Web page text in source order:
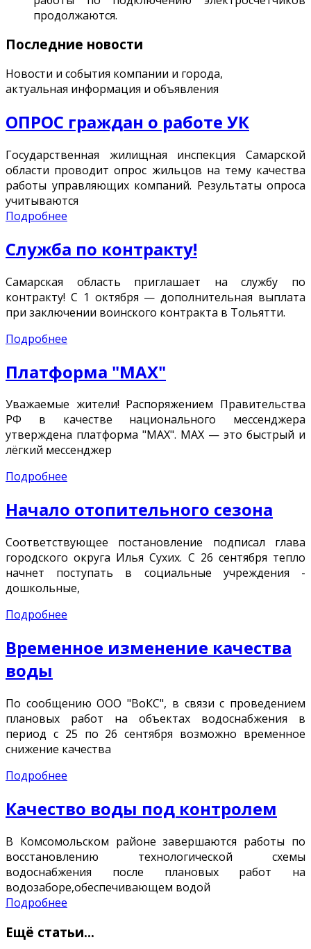
продолжаются.
Последние новости
Новости и события компании и города,
актуальная информация и объявления
ОПРОС граждан о работе УК
Государственная жилищная инспекция Самарской
области проводит опрос жильцов на тему качества
работы управляющих компаний. Результаты опроса
учитываются
Подробнее
Служба по контракту!
Самарская область приглашает на службу по
контракту! С 1 октября — дополнительная выплата
при заключении воинского контракта в Тольятти.
Подробнее
Платформа "MAX"
Уважаемые жители! Распоряжением Правительства
РФ в качестве национального мессенджера
утверждена платформа "MAX". MAX — это быстрый и
лёгкий мессенджер
Подробнее
Начало отопительного сезона
Соответствующее постановление подписал глава
городского округа Илья Сухих. С 26 сентября тепло
начнет поступать в социальные учреждения -
дошкольные,
Подробнее
Временное изменение качества
воды
По сообщению ООО "ВоКС", в связи с проведением
плановых работ на объектах водоснабжения в
период с 25 по 26 сентября возможно временное
снижение качества
Подробнее
Качество воды под контролем
В Комсомольском районе завершаются работы по
восстановлению технологической схемы
водоснабжения после плановых работ на
водозаборе,обеспечивающем водой
Подробнее
Ещё статьи...